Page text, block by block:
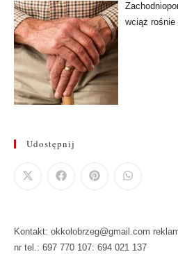
wciąż rośnie
Udostępnij
Kontakt: okkolobrzeg@gmail.com
nr tel.: 697 770 107: 694 021 137